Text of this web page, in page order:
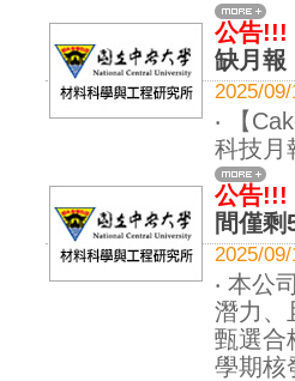
公告!!!
缺月報
2025/
‧ 【
科技月
公告!!!
間僅
2025/
‧ 本公
潛力、
甄選合
學期核